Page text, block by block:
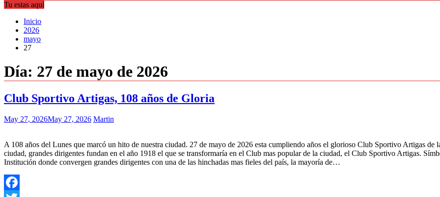
Tu estas aquí
Inicio
2026
mayo
27
Día: 27 de mayo de 2026
Club Sportivo Artigas, 108 años de Gloria
May 27, 2026May 27, 2026 Martin
A 108 años del Lunes que marcó un hito de nuestra ciudad. 27 de mayo de 2026 esta cumpliendo años el glorioso Club Sportivo Artigas de
ciudad, grandes dirigentes fundan en el año 1918 el que se transformaría en el Club mas popular de la ciudad, el Club Sportivo Artigas.
Institución donde convergen grandes dirigentes con una de las hinchadas mas fieles del país, la mayoría de…